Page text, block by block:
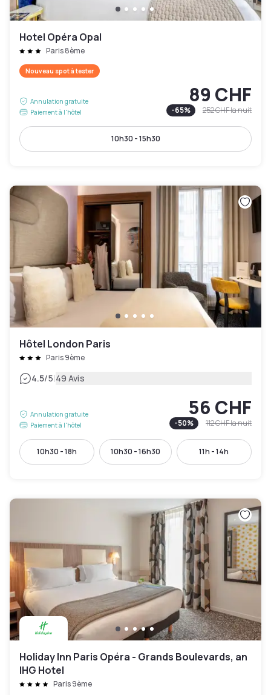
Hotel Opéra Opal
Paris 8ème
Nouveau spot à tester
Annulation gratuite
Paiement à l'hôtel
89 CHF
-65% 252 CHFla nuit
10h30 - 15h30
Hôtel London Paris
Paris 9ème
4.5/5|49 Avis
Annulation gratuite
Paiement à l'hôtel
56 CHF
-50% 112 CHFla nuit
10h30 - 18h 10h30 - 16h30 11h - 14h
Holiday Inn Paris Opéra - Grands Boulevards, an
IHG Hotel
Paris 9ème